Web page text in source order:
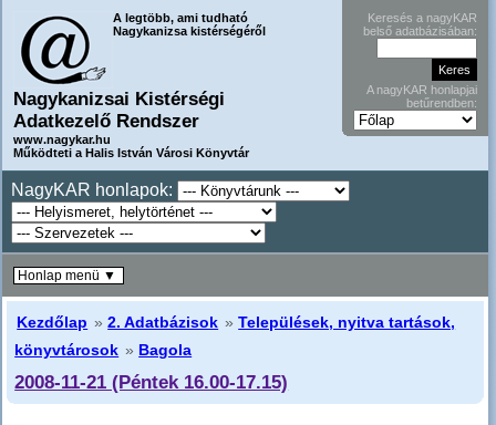
A legtöbb, ami tudható
Nagykanizsa kistérségéről
Nagykanizsai Kistérségi
Adatkezelő Rendszer
www.nagykar.hu
Működteti a Halis István Városi Könyvtár
Keresés a nagyKAR
belső adatbázisában:
A nagyKAR honlapjai
betűrendben:
NagyKAR honlapok:
Kezdőlap »2. Adatbázisok »Települések, nyitva tartások,
könyvtárosok » Bagola
2008-11-21 (Péntek 16.00-17.15)
Honlap menü ▼